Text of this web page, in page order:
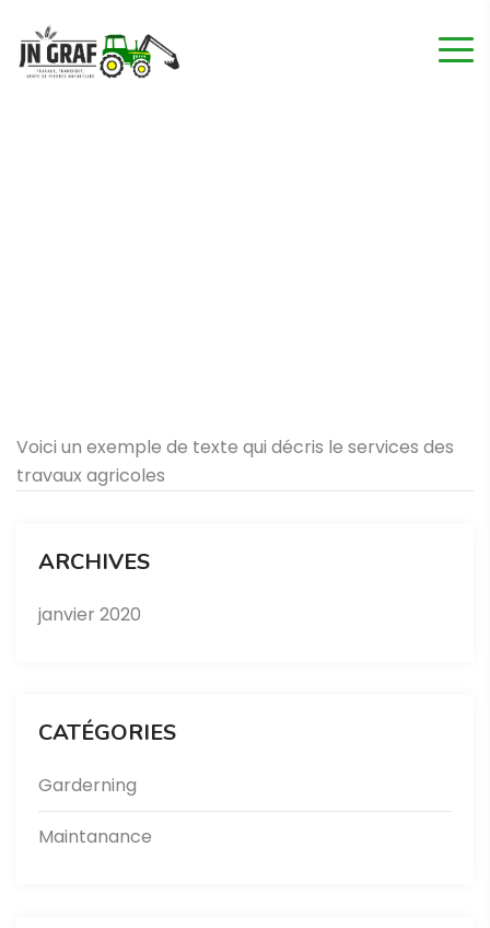
Voici un exemple de texte qui décris le services des
travaux agricoles
ARCHIVES
janvier 2020
CATÉGORIES
Garderning
Maintanance